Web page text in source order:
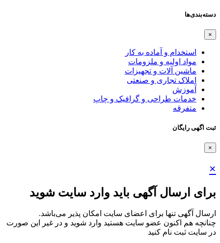
دسته‌بندی‌ها
×
استخدام و آماده به کار
مواد اولیه و ملزومات
ماشین آلات و تجهیزات
املاک تجاری و صنعتی
آموزش
خدمات طراحی و گرافیک و چاپ
متفرقه
ثبت اگهی رایگان
×
×
برای ارسال آگهی باید وارد سایت شوید
ارسال آگهی تنها برای اعضای سایت امکان پذیر می‌باشد.
چنانچه هم‌ اکنون عضو سایت هستید وارد شوید و در غیر این صورت
در سایت ثبت نام کنید